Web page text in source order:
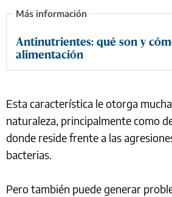
Antinutrientes: qué son y
alimentación
Esta característica le otorga
naturaleza, principalmente como
donde reside frente a las
bacterias.
Pero también puede generar